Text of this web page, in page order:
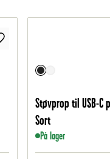
Støvprop til USB-C
Sort
På lager